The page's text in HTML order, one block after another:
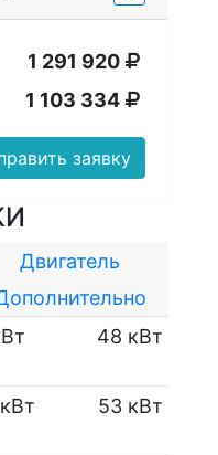
1 291 920
1 103 334
заявку
Двигатель
48 кВт
53 кВт